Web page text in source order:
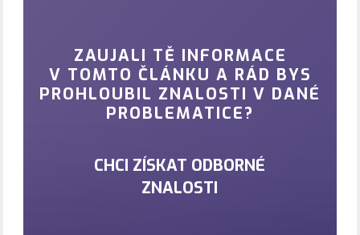
ZAUJALI TĚ INFORMACE
V TOMTO ČLÁNKU A RÁD BYS
PROHLOUBIL ZNALOSTI V DANÉ
PROBLEMATICE?
CHCI ZÍSKAT ODBORNÉ
ZNALOSTI